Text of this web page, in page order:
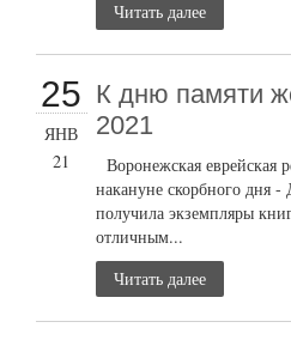
Читать далее
25
ЯНВ
21
К дню памяти
2021
Воронежская еврейская
накануне скорбного дня
получила экземпляры
отличным...
Читать далее